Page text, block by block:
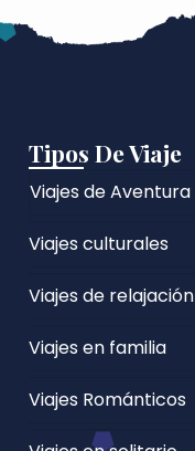
Tipos De Viaje
Viajes de Aventura
Viajes culturales
Viajes de relajación
Viajes en familia
Viajes Románticos